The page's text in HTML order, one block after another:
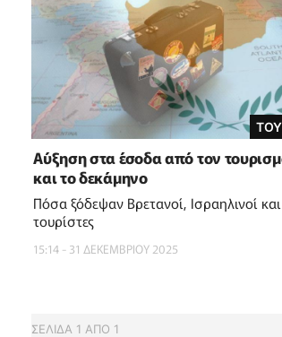
Αύξηση στα έσοδα από τον
και το δεκάμηνο
Πόσα ξόδεψαν Βρετανοί, Ισραηλινοί
τουρίστες
15:14 - 31 ΔΕΚΕΜΒΡΙΟΥ 2025
ΣΕΛΙΔΑ 1 ΑΠΟ 1